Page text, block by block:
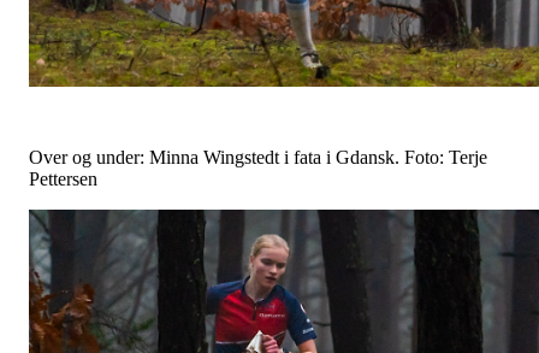
Over og under: Minna Wingstedt i fata i Gdansk. Foto: Terje
Pettersen